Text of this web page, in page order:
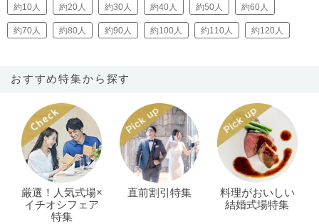
約10人 約20人 約30人 約40人 約50人 約60人
約70人 約80人 約90人 約100人 約110人 約120人
おすすめ特集から探す
厳選！人気式場×
イチオシフェア
特集
直前割引特集
料理がおいしい
結婚式場特集